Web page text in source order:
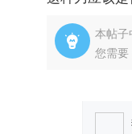

本帖
您需要